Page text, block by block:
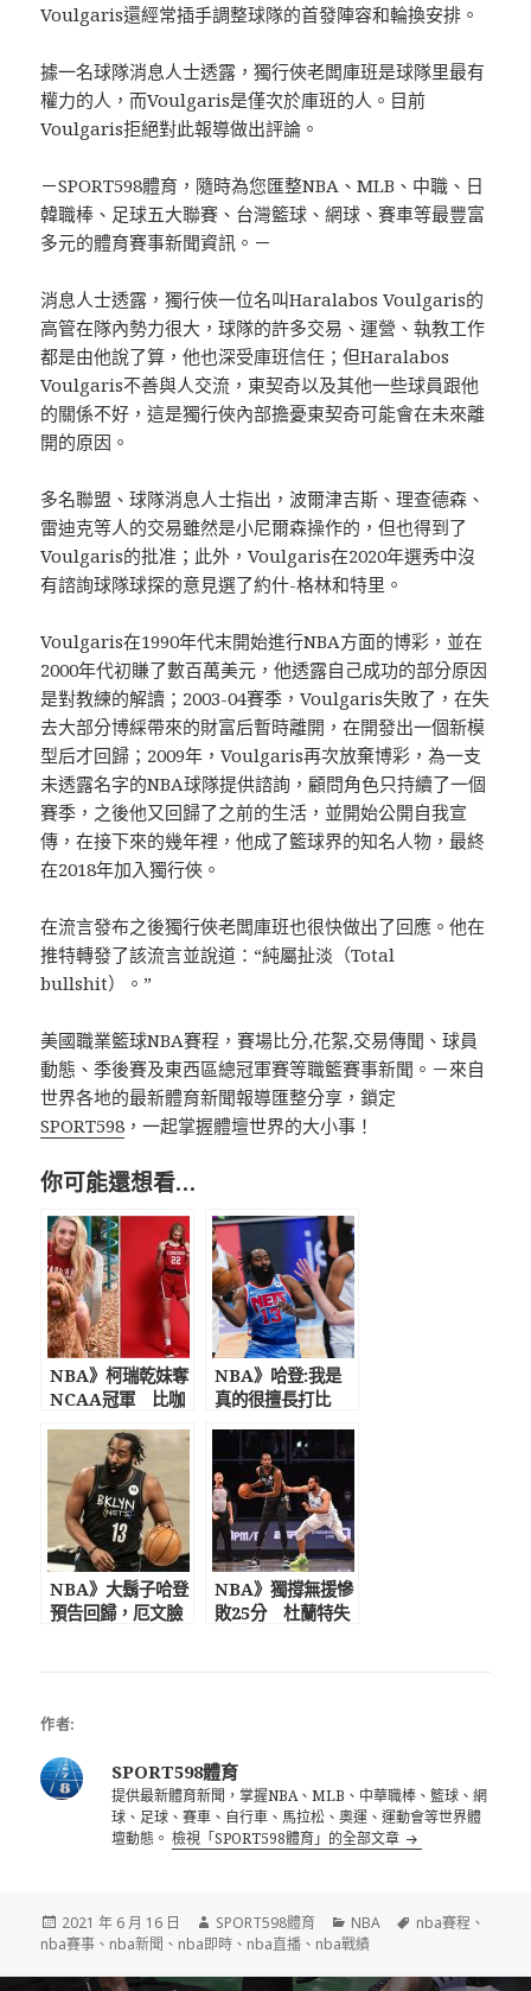
Voulgaris還經常插手調整球隊的首發陣容和輪換安排。
據一名球隊消息人士透露，獨行俠老闆庫班是球隊里最有
權力的人，而Voulgaris是僅次於庫班的人。目前
Voulgaris拒絕對此報導做出評論。
－SPORT598體育，隨時為您匯整NBA、MLB、中職、日
韓職棒、足球五大聯賽、台灣籃球、網球、賽車等最豐富
多元的體育賽事新聞資訊。－
消息人士透露，獨行俠一位名叫Haralabos Voulgaris的
高管在隊內勢力很大，球隊的許多交易、運營、執教工作
都是由他說了算，他也深受庫班信任；但Haralabos
Voulgaris不善與人交流，東契奇以及其他一些球員跟他
的關係不好，這是獨行俠內部擔憂東契奇可能會在未來離
開的原因。
多名聯盟、球隊消息人士指出，波爾津吉斯、理查德森、
雷迪克等人的交易雖然是小尼爾森操作的，但也得到了
Voulgaris的批准；此外，Voulgaris在2020年選秀中沒
有諮詢球隊球探的意見選了約什-格林和特里。
Voulgaris在1990年代末開始進行NBA方面的博彩，並在
2000年代初賺了數百萬美元，他透露自己成功的部分原因
是對教練的解讀；2003-04賽季，Voulgaris失敗了，在失
去大部分博綵帶來的財富后暫時離開，在開發出一個新模
型后才回歸；2009年，Voulgaris再次放棄博彩，為一支
未透露名字的NBA球隊提供諮詢，顧問角色只持續了一個
賽季，之後他又回歸了之前的生活，並開始公開自我宣
傳，在接下來的幾年裡，他成了籃球界的知名人物，最終
在2018年加入獨行俠。
在流言發布之後獨行俠老闆庫班也很快做出了回應。他在
推特轉發了該流言並說道：“純屬扯淡（Total
bullshit）。”
美國職業籃球NBA賽程，賽場比分,花絮,交易傳聞、球員
動態、季後賽及東西區總冠軍賽等職籃賽事新聞。－來自
世界各地的最新體育新聞報導匯整分享，鎖定
SPORT598 ，一起掌握體壇世界的大小事！
你可能還想看…
NBA》柯瑞乾妹奪
NCAA冠軍 比咖
睛外型與逆天長腿
NBA》哈登:我是
真的很擅長打比
打球非常沮喪
NBA》大鬍子哈登
預告回歸，厄文臉
NBA》獨撐無援慘
敗25分 杜蘭特失
作者:
SPORT598體育
提供最新體育新聞，掌握NBA、MLB、中華職棒、籃球、網
球、足球、賽車、自行車、馬拉松、奧運、運動會等世界體
壇動態。檢視「SPORT598體育」的全部文章
發
佈
2021 年 6 月 16 日
作
者
SPORT598體育
分
類
NBA
標
nba賽程 、
nba賽事 、 nba新聞 、 nba即時 、 nba直播 、 nba戰績